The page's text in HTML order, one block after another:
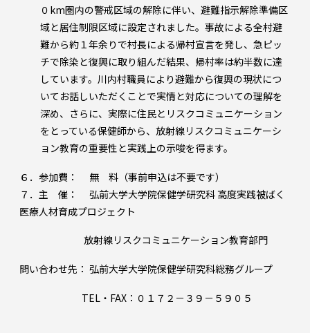
０km圏内の警戒区域の解除に伴い、避難指示解除準備区
域と居住制限区域に設定されました。事故による全村避
難から約１年余りで村長による帰村宣言を発し、急ピッ
チで除染と復興に取り組んだ結果、帰村率は約半数に達
しています。川内村職員により避難から復興の現状につ
いてお話しいただくことで実情と対応についての理解を
深め、さらに、実際に住民とリスクコミュニケーション
をとっている保健師から、放射線リスクコミュニケーシ
ョン教育の重要性と実践上の示唆を得ます。
６．参加費： 無 料（事前申込は不要です）
７．主 催： 弘前大学大学院保健学研究科 高度実践被ばく
医療人材育成プロジェクト
放射線リスクコミュニケーション教育部門
問い合わせ先： 弘前大学大学院保健学研究科総務グループ
TEL・FAX：０１７２－３９－５９０５